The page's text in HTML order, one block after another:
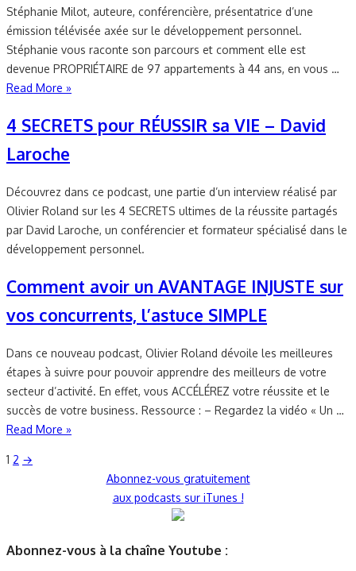
Stéphanie Milot, auteure, conférencière, présentatrice d’une
émission télévisée axée sur le développement personnel.
Stéphanie vous raconte son parcours et comment elle est
devenue PROPRIÉTAIRE de 97 appartements à 44 ans, en vous …
Read More »
4 SECRETS pour RÉUSSIR sa VIE – David
Laroche
Découvrez dans ce podcast, une partie d’un interview réalisé par
Olivier Roland sur les 4 SECRETS ultimes de la réussite partagés
par David Laroche, un conférencier et formateur spécialisé dans le
développement personnel.
Comment avoir un AVANTAGE INJUSTE sur
vos concurrents, l’astuce SIMPLE
Dans ce nouveau podcast, Olivier Roland dévoile les meilleures
étapes à suivre pour pouvoir apprendre des meilleurs de votre
secteur d’activité. En effet, vous ACCÉLÉREZ votre réussite et le
succès de votre business. Ressource : – Regardez la vidéo « Un …
Read More »
Pagination
1 2 →
Abonnez-vous gratuitement
aux podcasts sur iTunes !
Abonnez-vous à la chaîne Youtube :